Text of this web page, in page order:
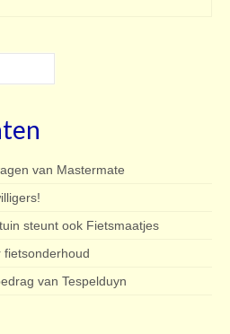
van Mastermate
steunt ook Fietsmaatjes
fietsonderhoud
van Tespelduyn